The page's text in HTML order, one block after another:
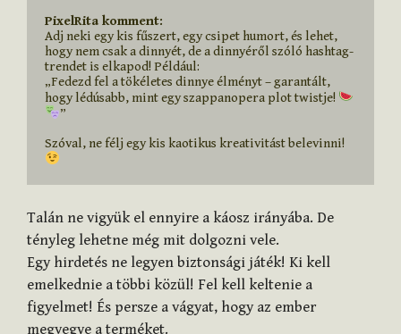
PixelRita komment:
Adj neki egy kis fűszert, egy csipet humort, és lehet,
hogy nem csak a dinnyét, de a dinnyéről szóló hashtag-
trendet is elkapod! Például:
„Fedezd fel a tökéletes dinnye élményt – garantált,
hogy lédúsabb, mint egy szappanopera plot twistje!
”
Szóval, ne félj egy kis kaotikus kreativitást belevinni!
Talán ne vigyük el ennyire a káosz irányába. De
tényleg lehetne még mit dolgozni vele.
Egy hirdetés ne legyen biztonsági játék! Ki kell
emelkednie a többi közül! Fel kell keltenie a
figyelmet! És persze a vágyat, hogy az ember
megvegye a terméket.